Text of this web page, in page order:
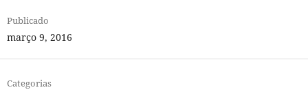
Publicado
março 9, 2016
Categorias